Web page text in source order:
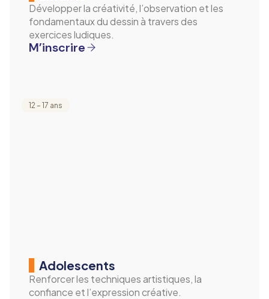
Développer la créativité, l’observation et les
fondamentaux du dessin à travers des
exercices ludiques.
M’inscrire
12 – 17 ans
Adolescents
Renforcer les techniques artistiques, la
confiance et l’expression créative.